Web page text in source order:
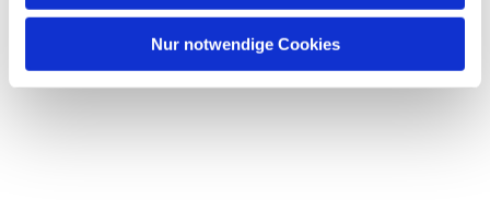
Nur notwendige Cookies